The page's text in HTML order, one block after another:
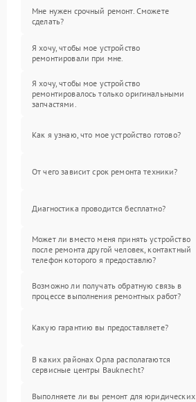
Мне нужен срочный ремонт. Сможете
сделать?
Я хочу, чтобы мое устройство
ремонтировали при мне.
Я хочу, чтобы мое устройство
ремонтировалось только оригинальными
запчастями.
Как я узнаю, что мое устройство готово?
От чего зависит срок ремонта техники?
Диагностика проводится бесплатно?
Может ли вместо меня принять устройство
после ремонта другой человек, контактный
телефон которого я предоставлю?
Возможно ли получать обратную связь в
процессе выполнения ремонтных работ?
Какую гарантию вы предоставляете?
В каких районах Орла располагаются
сервисные центры Bauknecht?
Выполняете ли вы ремонт для юридических